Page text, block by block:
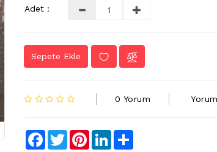
Adet :
Sepete Ekle
0 Yorum
Facebook
TwitterPinterestLinkedIn